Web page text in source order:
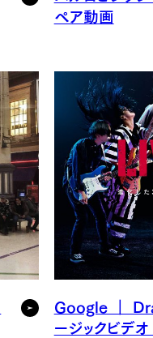
ペア動画
Google ｜
ージックビデ